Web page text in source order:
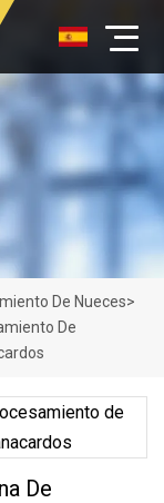
De Nueces>
De
De